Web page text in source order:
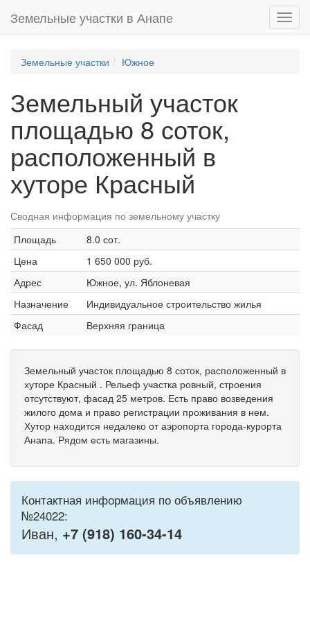
Земельные участки в Анапе
Земельные участки Южное
Земельный участок
площадью 8 соток,
расположенный в
хуторе Красный
Сводная информация по земельному участку
Площадь
8.0 сот.
Цена
1 650 000 руб.
Адрес
Южное, ул. Яблоневая
Назначение
Индивидуальное строительство жилья
Фасад
Верхняя граница
Земельный участок площадью 8 соток, расположенный в
хуторе Красный . Рельеф участка ровный, строения
отсутствуют, фасад 25 метров. Есть право возведения
жилого дома и право регистрации проживания в нем.
Хутор находится недалеко от аэропорта города-курорта
Анапа. Рядом есть магазины.
Контактная информация по объявлению
№24022:
Иван, +7 (918) 160-34-14